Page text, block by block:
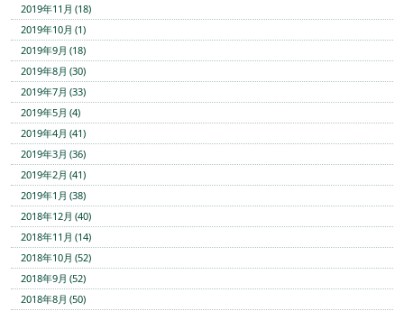
2019年11月 (18)
2019年10月 (1)
2019年9月 (18)
2019年8月 (30)
2019年7月 (33)
2019年5月 (4)
2019年4月 (41)
2019年3月 (36)
2019年2月 (41)
2019年1月 (38)
2018年12月 (40)
2018年11月 (14)
2018年10月 (52)
2018年9月 (52)
2018年8月 (50)